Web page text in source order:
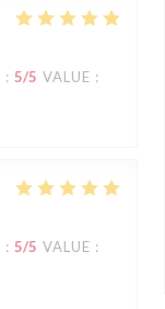
: 5/5 VALUE :
: 5/5 VALUE :